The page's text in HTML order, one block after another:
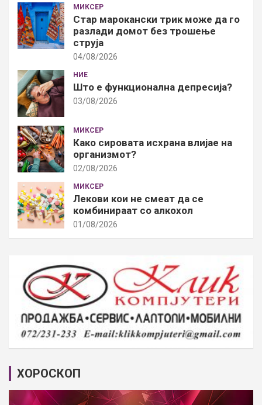
МИКСЕР
Стар марокански трик може да го
разлади домот без трошење
струја
04/08/2026
НИЕ
Што е функционална депресија?
03/08/2026
МИКСЕР
Како сировата исхрана влијае на
организмот?
02/08/2026
МИКСЕР
Лекови кои не смеат да се
комбинираат со алкохол
01/08/2026
ХОРОСКОП